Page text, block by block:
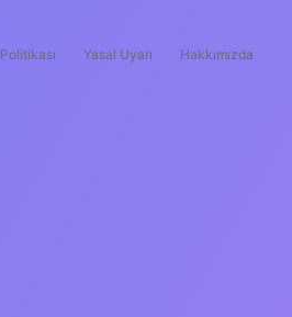
Yasal Uyarı Hakkımızda